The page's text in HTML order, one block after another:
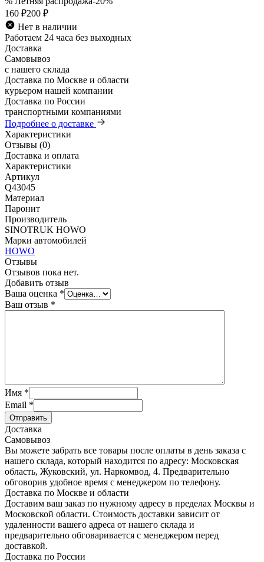
160 ₽200 ₽
Нет в наличии
Работаем 24 часа без выходных
Доставка
Самовывоз
с нашего склада
Доставка по Москве и области
курьером нашей компании
Доставка по России
транспортными компаниями
Подробнее о доставке
Характеристики
Отзывы (0)
Доставка и оплата
Характеристики
Артикул
Q43045
Материал
Паронит
Производитель
SINOTRUK HOWO
Марки автомобилей
HOWO
Отзывы
Отзывов пока нет.
Добавить отзыв
Ваша оценка *
Ваш отзыв *
Имя *
Email *
Отправить
Доставка
Самовывоз
Вы можете забрать все товары после оплаты в день заказа с
нашего склада, который находится по адресу: Московская
область, Жуковский, ул. Наркомвод, 4. Предварительно
обговорив удобное время с менеджером по телефону.
Доставка по Москве и области
Доставим ваш заказ по нужному адресу в пределах Москвы и
Московской области. Стоимость доставки зависит от
удаленности вашего адреса от нашего склада и
предварительно обговаривается с менеджером перед
доставкой.
Доставка по России